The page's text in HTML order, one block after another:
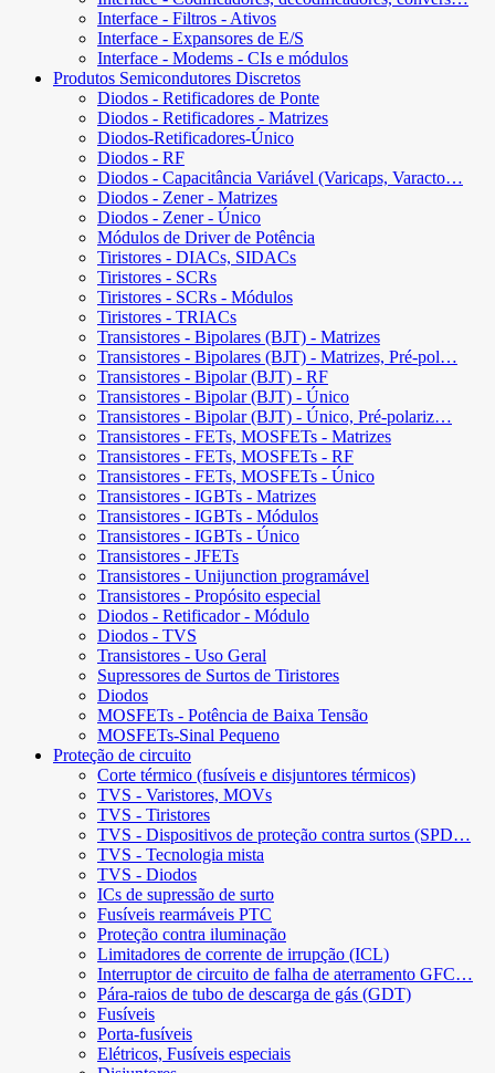
Interface - Filtros - Ativos
Interface - Expansores de E/S
Interface - Modems - CIs e módulos
Produtos Semicondutores Discretos
Diodos - Retificadores de Ponte
Diodos - Retificadores - Matrizes
Diodos-Retificadores-Único
Diodos - RF
Diodos - Capacitância Variável (Varicaps, Varacto…
Diodos - Zener - Matrizes
Diodos - Zener - Único
Módulos de Driver de Potência
Tiristores - DIACs, SIDACs
Tiristores - SCRs
Tiristores - SCRs - Módulos
Tiristores - TRIACs
Transistores - Bipolares (BJT) - Matrizes
Transistores - Bipolares (BJT) - Matrizes, Pré-pol…
Transistores - Bipolar (BJT) - RF
Transistores - Bipolar (BJT) - Único
Transistores - Bipolar (BJT) - Único, Pré-polariz…
Transistores - FETs, MOSFETs - Matrizes
Transistores - FETs, MOSFETs - RF
Transistores - FETs, MOSFETs - Único
Transistores - IGBTs - Matrizes
Transistores - IGBTs - Módulos
Transistores - IGBTs - Único
Transistores - JFETs
Transistores - Unijunction programável
Transistores - Propósito especial
Diodos - Retificador - Módulo
Diodos - TVS
Transistores - Uso Geral
Supressores de Surtos de Tiristores
Diodos
MOSFETs - Potência de Baixa Tensão
MOSFETs-Sinal Pequeno
Proteção de circuito
Corte térmico (fusíveis e disjuntores térmicos)
TVS - Varistores, MOVs
TVS - Tiristores
TVS - Dispositivos de proteção contra surtos (SPD…
TVS - Tecnologia mista
TVS - Diodos
ICs de supressão de surto
Fusíveis rearmáveis ​​PTC
Proteção contra iluminação
Limitadores de corrente de irrupção (ICL)
Interruptor de circuito de falha de aterramento GFC…
Pára-raios de tubo de descarga de gás (GDT)
Fusíveis
Porta-fusíveis
Elétricos, Fusíveis especiais